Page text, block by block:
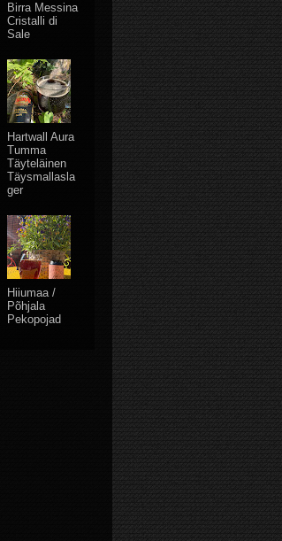
Birra Messina
Cristalli di
Sale
Hartwall Aura
Tumma
Täyteläinen
Täysmallasla
ger
Hiiumaa /
Põhjala
Pekopojad